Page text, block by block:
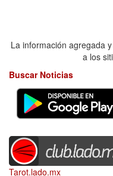
La información agregada
a los
Buscar Noticias
Tarot.lado.mx